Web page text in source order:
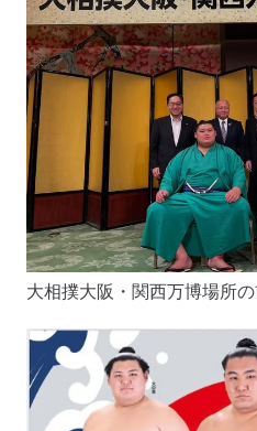
大相撲大阪・関西万博場所